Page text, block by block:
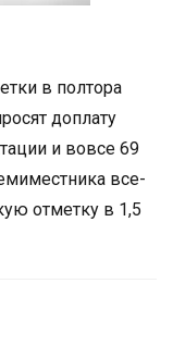
в полтора
доплату
и вовсе 69
все-
отметку в 1,5